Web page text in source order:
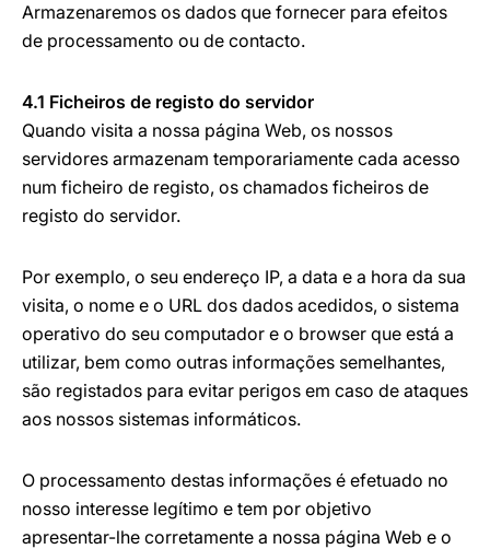
Armazenaremos os dados que fornecer para efeitos
de processamento ou de contacto.
4.1 Ficheiros de registo do servidor
Quando visita a nossa página Web, os nossos
servidores armazenam temporariamente cada acesso
num ficheiro de registo, os chamados ficheiros de
registo do servidor.
Por exemplo, o seu endereço IP, a data e a hora da sua
visita, o nome e o URL dos dados acedidos, o sistema
operativo do seu computador e o browser que está a
utilizar, bem como outras informações semelhantes,
são registados para evitar perigos em caso de ataques
aos nossos sistemas informáticos.
O processamento destas informações é efetuado no
nosso interesse legítimo e tem por objetivo
apresentar-lhe corretamente a nossa página Web e o